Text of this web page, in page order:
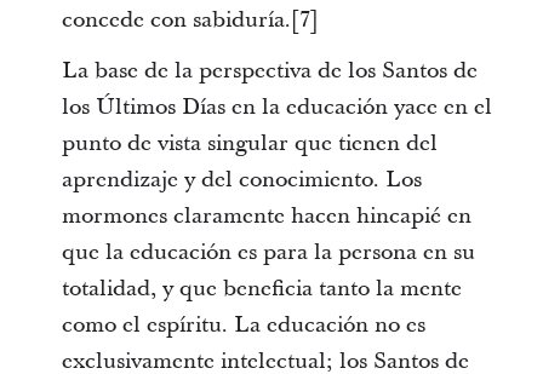
concede con sabiduría.[7]
La base de la perspectiva de los Santos de
los Últimos Días en la educación yace en el
punto de vista singular que tienen del
aprendizaje y del conocimiento. Los
mormones claramente hacen hincapié en
que la educación es para la persona en su
totalidad, y que beneficia tanto la mente
como el espíritu. La educación no es
exclusivamente intelectual; los Santos de